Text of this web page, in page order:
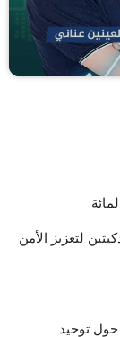
لتعزيز الأمن
حول توحيد